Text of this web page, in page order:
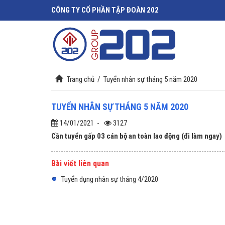
CÔNG TY CỔ PHẦN TẬP ĐOÀN 202
Trang chủ / Tuyển nhân sự tháng 5 năm 2020
TUYỂN NHÂN SỰ THÁNG 5 NĂM 2020
14/01/2021 -
3127
Cần tuyển gấp 03 cán bộ an toàn lao động (đi làm ngay)
Bài viết liên quan
Tuyển dụng nhân sự tháng 4/2020